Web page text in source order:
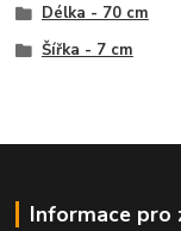
Délka - 70 cm
Šířka - 7 cm
Informace pro